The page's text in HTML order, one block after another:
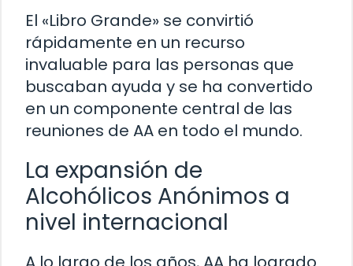
El «Libro Grande» se convirtió
rápidamente en un recurso
invaluable para las personas que
buscaban ayuda y se ha convertido
en un componente central de las
reuniones de AA en todo el mundo.
La expansión de
Alcohólicos Anónimos a
nivel internacional